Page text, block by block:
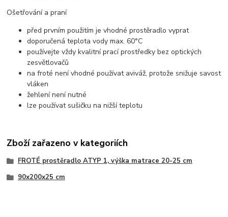
Ošetřování a praní
před prvním použitím je vhodné prostěradlo vyprat
doporučená teplota vody max. 60°C
používejte vždy kvalitní prací prostředky bez optických
zesvětlovačů
na froté není vhodné používat aviváž, protože snižuje savost
vláken
žehlení není nutné
lze používat sušičku na nižší teplotu
Zboží zařazeno v kategoriích
FROTÉ prostěradlo ATYP 1, výška matrace 20-25 cm
90x200x25 cm